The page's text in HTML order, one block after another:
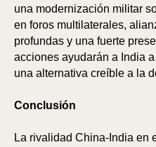
una modernización militar
en foros multilaterales,
profundas y una fuerte
acciones ayudarán a India
una alternativa creíble a la
Conclusión
La rivalidad China-India en